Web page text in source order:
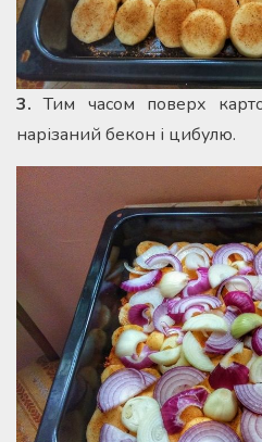
3. Тим часом поверх
нарізаний бекон і цибулю.